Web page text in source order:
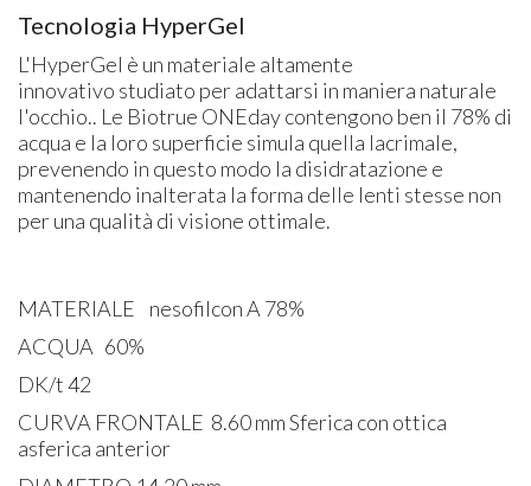
Tecnologia HyperGel
L'HyperGel è un materiale altamente
innovativo studiato per adattarsi in maniera naturale
l'occhio.. Le Biotrue ONEday contengono ben il 78% di
acqua e la loro superficie simula quella lacrimale,
prevenendo in questo modo la disidratazione e
mantenendo inalterata la forma delle lenti stesse non
per una qualità di visione ottimale.
MATERIALE nesofilcon A 78%
ACQUA 60%
DK/t 42
CURVA FRONTALE 8.60 mm Sferica con ottica
asferica anterior